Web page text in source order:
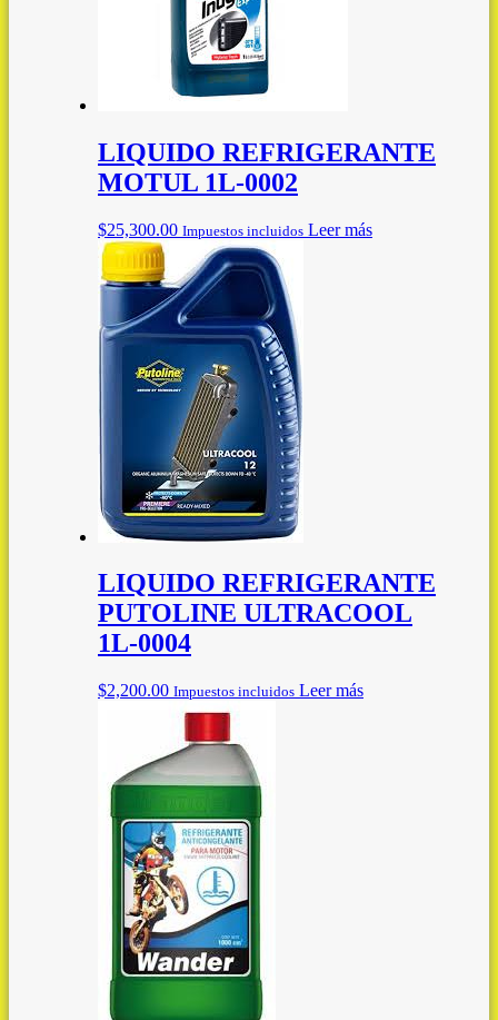
LIQUIDO REFRIGERANTE
MOTUL 1L-0002
$25,300.00 Impuestos incluidos Leer más
LIQUIDO REFRIGERANTE
PUTOLINE ULTRACOOL
1L-0004
$2,200.00 Impuestos incluidos Leer más